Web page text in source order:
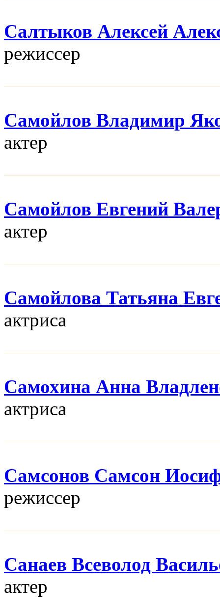
Салтыков Алексей
режисcер
Самойлов Владимир
актер
Самойлов Евгений
актер
Самойлова Татьяна
актриса
Самохина Анна
актриса
Самсонов Самсон
режисcер
Санаев Всеволод
актер